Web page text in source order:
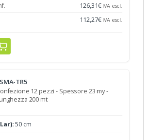
126,31€ IVA escl.
112,27€ IVA escl.
TR5
12 pezzi - Spessore 23 my -
200 mt
50 cm